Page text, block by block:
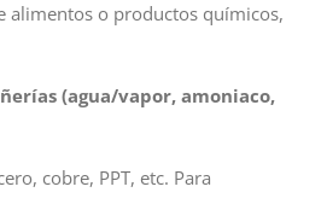
alimentos o productos químicos,
(agua/vapor, amoniaco,
cobre, PPT, etc. Para